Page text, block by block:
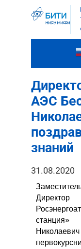
АЭС
знаний
31.08.2020